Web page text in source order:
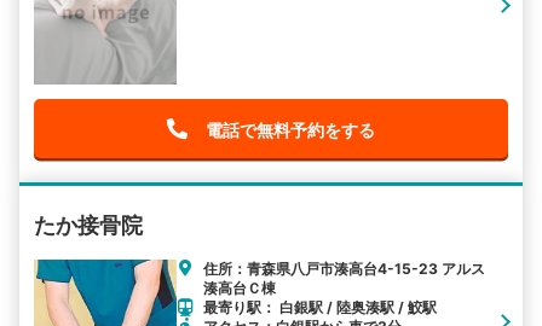
電話で無料予約をする
たか接骨院
住所：青森県八戸市湊高台4-15-23 アルス
湊高台Ｃ棟
最寄り駅： 白銀駅 / 陸奥湊駅 / 鮫駅